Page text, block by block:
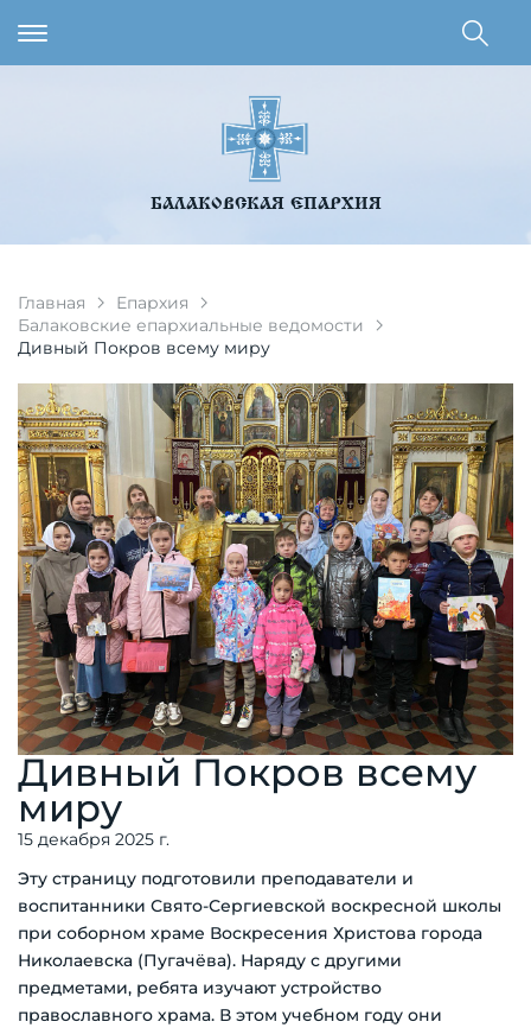
БАЛАКОВСКАЯ ЕПАРХИЯ
Главная
Епархия
Балаковские епархиальные ведомости
Дивный Покров всему миру
Дивный Покров всему
миру
15 декабря 2025 г.
Эту страницу подготовили преподаватели и
воспитанники Свято-Сергиевской воскресной школы
при соборном храме Воскресения Христова города
Николаевска (Пугачёва). Наряду с другими
предметами, ребята изучают устройство
православного храма. В этом учебном году они